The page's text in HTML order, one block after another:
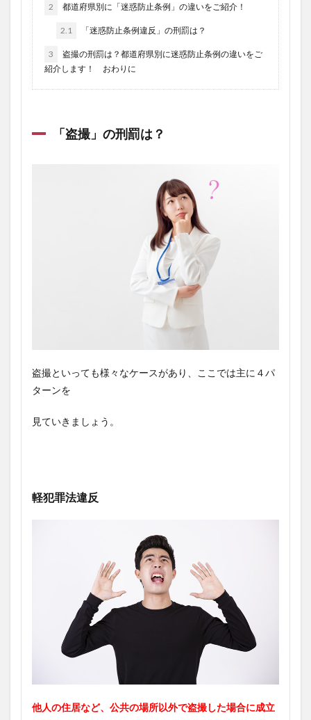
2 都道府県別に「迷惑防止条例」の違いをご紹介！
2.1 「迷惑防止条例違反」の刑罰は？
3
盗撮の刑罰は？都道府県別に迷惑防止条例の違いをご
紹介します！ おわりに
「盗撮」の刑罰は？
盗撮といっても様々なケースがあり、ここでは主に４パ
ターンを
見ていきましょう。
軽犯罪法違反
他人の住居など、公共の場所以外で盗撮した場合に成立